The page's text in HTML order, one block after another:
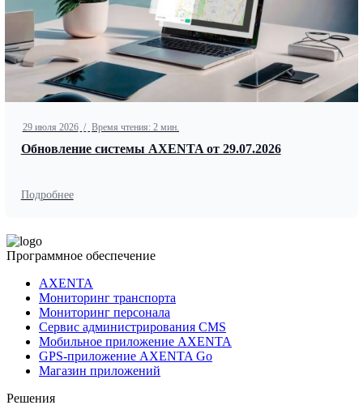
29 июля 2026 / Время чтения: 2 мин.
Обновление системы AXENTA от 29.07.2026
Подробнее
Программное обеспечение
AXENTA
Мониторинг транспорта
Мониторинг персонала
Сервис администрирования CMS
Мобильное приложение AXENTA
GPS-приложение AXENTA Go
Магазин приложений
Решения